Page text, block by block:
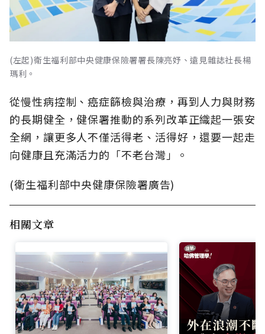
(左起)衛生福利部中央健康保險署署長陳亮妤、遠見雜誌社長楊
瑪利。
從慢性病控制、癌症篩檢與治療，再到人力與財務
的長期健全，健保署推動的系列改革正織起一張安
全網，讓更多人不僅活得老、活得好，還要一起走
向健康且充滿活力的「不老台灣」。
(衛生福利部中央健康保險署廣告)
相關文章